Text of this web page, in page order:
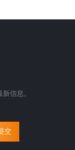
信息。
交